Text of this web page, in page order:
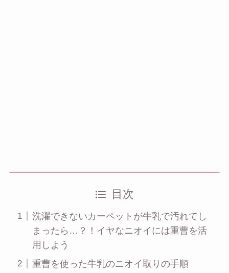
目次
洗濯できないカーペットが牛乳で汚れてし
まったら…？！イヤなニオイには重曹を活
用しよう
重曹を使った牛乳のニオイ取りの手順